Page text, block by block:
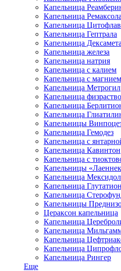
Капельница
Капельница Ремаксола
Капельница
Капельница Гептрала
Капельница
Капельница железа
Капельница натрия
Капельница с калием
Капельница с магнием
Капельница Метрогил
Капельница
Капельница
Капельница
Капельницы
Капельница Гемодез
Капельница с
Капельница Кавинтон
Капельница с
Капельницы
Капельница Мексидол
Капельница Глутатион
Капельница
Капельницы
Цераксон капельница
Капельница
Капельница
Капельница
Капельница
Капельница Рингер
Еще